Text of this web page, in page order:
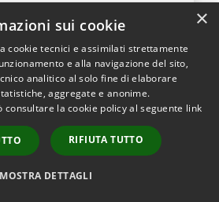
Via Groppino, 22
Piario PS Generale...
Trinità Romano L.
×
sui cookie
cookie tecnici e assimilati strettamente
e alla navigazione del sito,
analitico al solo fine di elaborare
aggregate e anonime.
consultare la cookie policy al seguente link
RIFIUTA TUTTO
MOSTRA DETTAGLI